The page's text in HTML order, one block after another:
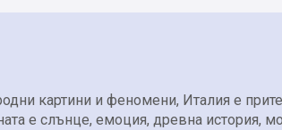
картини и феномени, Италия е
е слънце, емоция, древна история,